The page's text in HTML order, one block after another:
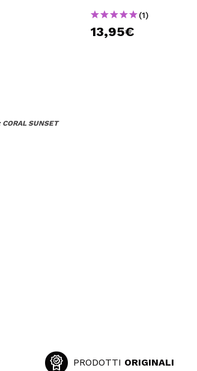
(1)
13,95€
SUNSET
PRODOTTI ORIGINALI